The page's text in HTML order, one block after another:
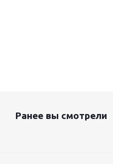
Ранее вы смотрели